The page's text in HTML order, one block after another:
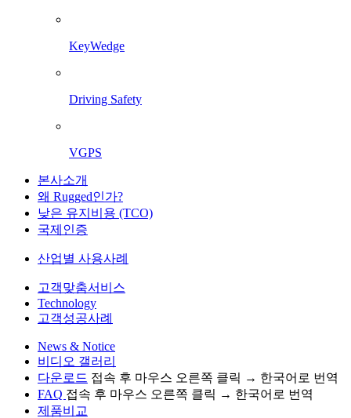
KeyWedge
Driving Safety
VGPS
본사소개
왜 Rugged인가?
낮은 유지비용 (TCO)
국제인증
산업별 사용사례
고객맞춤서비스
Technology
고객성공사례
News & Notice
비디오 갤러리
다운로드 접속 후 마우스 오른쪽 클릭 → 한국어로 번역
FAQ 접속 후 마우스 오른쪽 클릭 → 한국어로 번역
제품비교